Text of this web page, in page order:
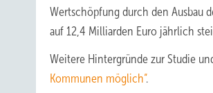
Wertschöpfung durch den Ausbau
auf 12,4 Milliarden Euro jährlich
Weitere Hintergründe zur Studie
Kommunen möglich“.